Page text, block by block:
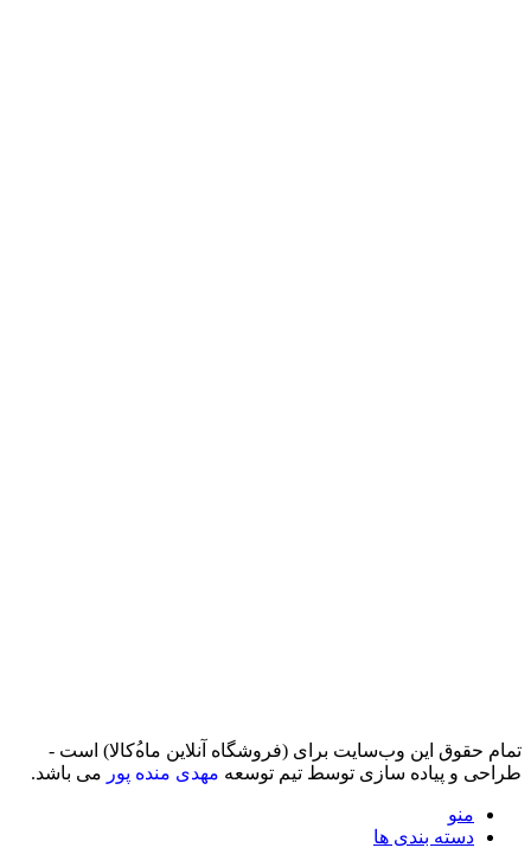
تمام حقوق اين وب‌سايت برای (فروشگاه آنلاین ماه‌‌‌‌‌‌ُکالا) است -
طراحی و پیاده سازی توسط تیم توسعه مهدی منده پور می باشد.
منو
دسته بندی ها